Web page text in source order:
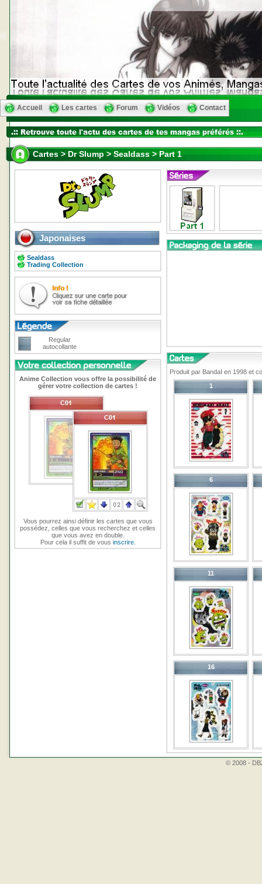
Accueil Les cartes Forum Vidéos Contact
Cartes > Dr Slump > Sealdass > Part 1
Japonaises
Sealdass
Trading Collection
Regular
autocollante
Anime Collection vous offre la possibilité de
gérer votre collection de cartes !
Vous pourrez ainsi définir les cartes que vous
possédez, celles que vous recherchez et celles
que vous avez en double.
Pour cela il suffit de vous inscrire.
Produit par BandaI en 1998 et
1
6
11
16
© 2008 -